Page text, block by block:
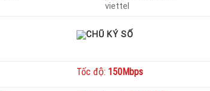
Tốc độ: 150Mbps